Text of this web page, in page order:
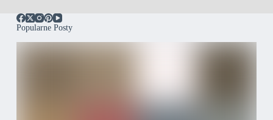
Popularne Posty